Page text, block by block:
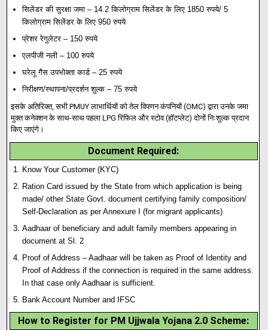
सिलेंडर की सुरक्षा जमा – 14.2 किलोग्राम सिलेंडर के लिए 1850 रुपये/ 5
किलोग्राम सिलेंडर के लिए 950 रुपये
प्रेशर रेगुलेटर – 150 रुपये
एलपीजी नली – 100 रुपये
घरेलू गैस उपभोक्ता कार्ड – 25 रुपये
निरीक्षण/स्थापना/प्रदर्शन शुल्क – 75 रुपये
इसके अतिरिक्त, सभी PMUY लाभार्थियों को तेल विपणन कंपनियों (OMC) द्वारा उनके जमा
मुक्त कनेक्शन के साथ-साथ पहला LPG रिफिल और स्टोव (हॉटप्लेट) दोनों निःशुल्क प्रदान
किए जाएंगे।
Document Required:
Know Your Customer (KYC)
Ration Card issued by the State from which application is being
made/ other State Govt. document certifying family composition/
Self-Declaration as per Annexure I (for migrant applicants)
Aadhaar of beneficiary and adult family members appearing in
document at Sl. 2
Proof of Address – Aadhaar will be taken as Proof of Identity and
Proof of Address if the connection is required in the same address.
In that case only Aadhaar is sufficient.
Bank Account Number and IFSC
How to Register for PM Ujjwala Yojana 2.0 Scheme: